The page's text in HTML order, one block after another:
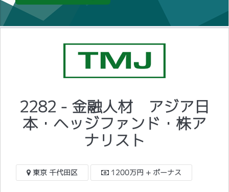
2282 - 金融人材 アジア日
本・ヘッジファンド・株ア
ナリスト
東京 千代田区 1200万円 + ボーナス